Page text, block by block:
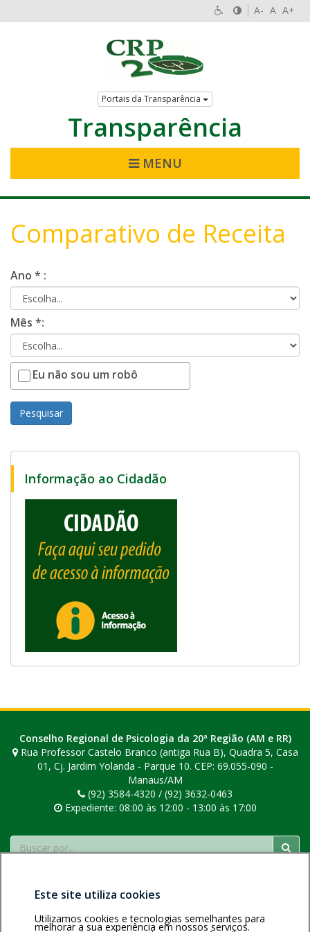
A- A A+
Portais da Transparência
Transparência
MENU
Comparativo de Receita
Ano * :
Mês *:
Eu não sou um robô
Pesquisar
Informação ao Cidadão
Conselho Regional de Psicologia da 20ª Região (AM e RR)
Rua Professor Castelo Branco (antiga Rua B), Quadra 5, Casa
01, Cj. Jardim Yolanda - Parque 10. CEP: 69.055-090 -
Manaus/AM
(92) 3584-4320 / (92) 3632-0463
Expediente: 08:00 às 12:00 - 13:00 às 17:00
Buscar
Este site utiliza cookies
Utilizamos cookies e tecnologias semelhantes para
melhorar a sua experiência em nossos serviços.